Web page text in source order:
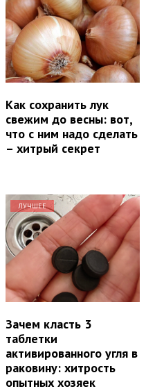
Как сохранить лук
свежим до весны: вот,
что с ним надо сделать
– хитрый секрет
ЛУЧШЕЕ
Зачем класть 3
таблетки
активированного угля в
раковину: хитрость
опытных хозяек